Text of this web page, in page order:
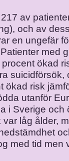
av
och av
en ungefär
med
ökad
suicidförsök,
ökad risk
utanför
i Sverige och
låg ålder,
med tid men